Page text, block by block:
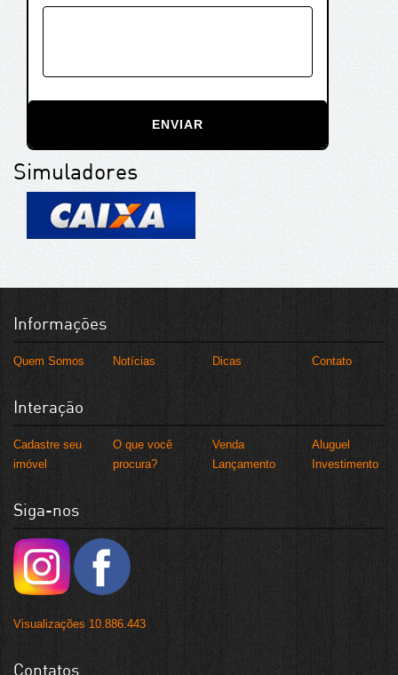
ENVIAR
Simuladores
Informações
Quem Somos Notícias Dicas Contato
Interação
Cadastre seu
imóvel
O que você
procura?
Venda
Aluguel
Lançamento
Investimento
Siga-nos
Visualizações 10.886.443
Contatos